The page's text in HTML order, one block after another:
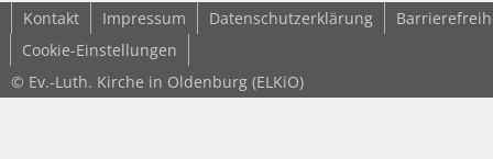
Kontakt Impressum Datenschutzerklärung
Cookie-Einstellungen
© Ev.-Luth. Kirche in Oldenburg (ELKiO)